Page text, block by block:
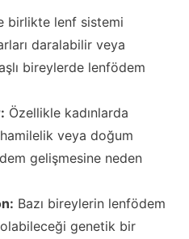
birlikte lenf sistemi
daralabilir veya
bireylerde lenfödem
Özellikle kadınlarda
veya doğum
gelişmesine neden
Bazı bireylerin lenfödem
genetik bir